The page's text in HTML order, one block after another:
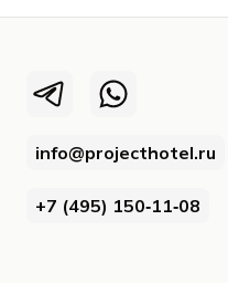
info@projecthotel.ru
+7 (495) 150‑11‑08